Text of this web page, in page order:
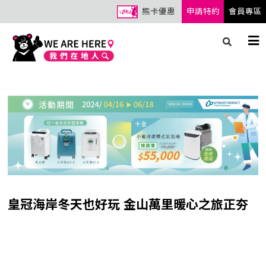
熊卡優惠 申請特約 會員專區
皇冠海岸冬天也好玩 金山萬里暖心之旅正夯